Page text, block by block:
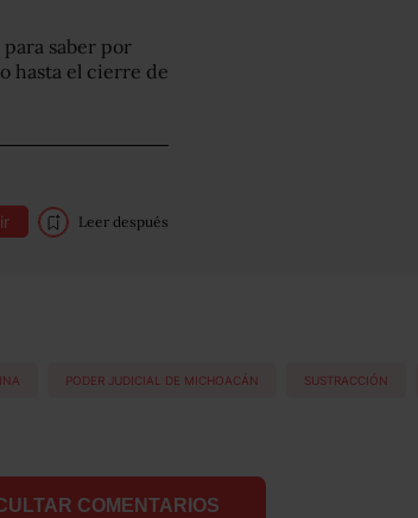
saber por
hasta el cierre de
Leer después
PODER JUDICIAL DE MICHOACÁN SUSTRACCIÓN
COMENTARIOS